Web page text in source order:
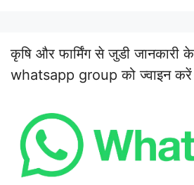
कृषि और फार्मिंग से जुडी जानकारी
whatsapp group को ज्वाइन करें